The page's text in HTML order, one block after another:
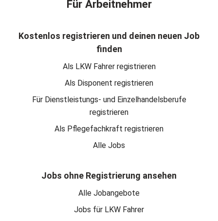
Für Arbeitnehmer
Kostenlos registrieren und deinen neuen Job
finden
Als LKW Fahrer registrieren
Als Disponent registrieren
Für Dienstleistungs- und Einzelhandelsberufe
registrieren
Als Pflegefachkraft registrieren
Alle Jobs
Jobs ohne Registrierung ansehen
Alle Jobangebote
Jobs für LKW Fahrer